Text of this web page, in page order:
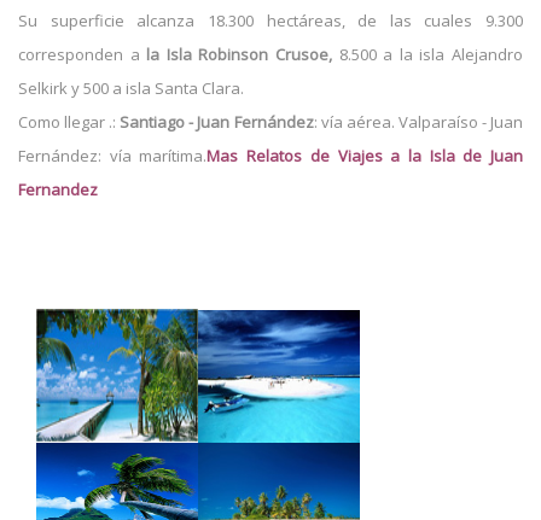
Su superficie alcanza 18.300 hectáreas, de las cuales 9.300
corresponden a la Isla Robinson Crusoe, 8.500 a la isla Alejandro
Selkirk y 500 a isla Santa Clara.
Como llegar .: Santiago - Juan Fernández: vía aérea. Valparaíso - Juan
Fernández: vía marítima.Mas Relatos de Viajes a la Isla de Juan
Fernandez